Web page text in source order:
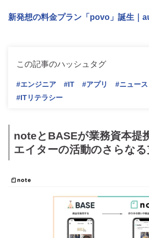
新発想の料金プラン「povo」誕生｜
この記事のハッシュタグ
#エンジニア #IT #アプリ
#ニュー
#ITリテラシー
noteとBASEが業務資本提
エイターの活動のさらなる